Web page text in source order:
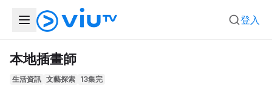
登入
本地插畫師
生活資訊 文藝探索 13集完